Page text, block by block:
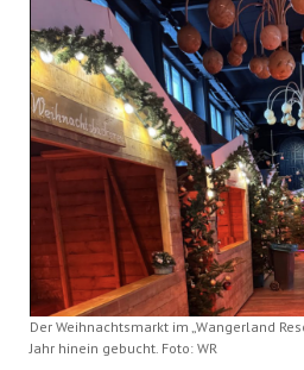
Der Weihnachtsmarkt im „Wangerland
Jahr hinein gebucht. Foto: WR